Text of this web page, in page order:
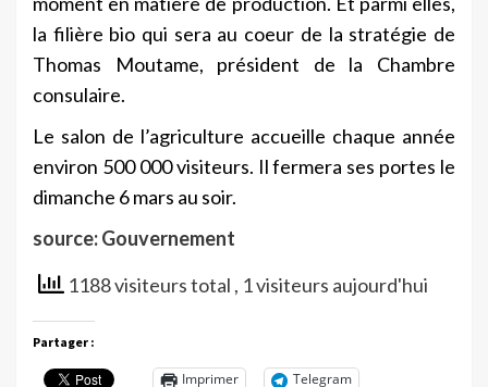
la filière bio qui sera au coeur de la stratégie de
Thomas Moutame, président de la Chambre
consulaire.
Le salon de l’agriculture accueille chaque année
environ 500 000 visiteurs. Il fermera ses portes le
dimanche 6 mars au soir.
source: Gouvernement
1188 visiteurs total , 1 visiteurs aujourd'hui
Partager :
Imprimer
Telegram